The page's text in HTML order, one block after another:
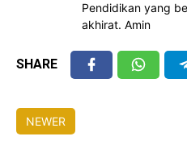
Pendidikan yang
akhirat. Amin
SHARE
NEWER